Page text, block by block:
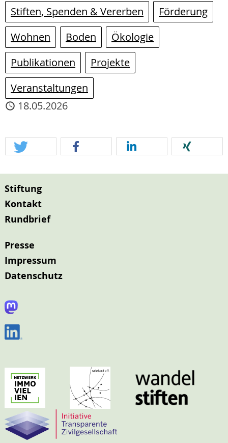
Stiften, Spenden & Vererben
Förderung
Wohnen
Boden
Ökologie
Publikationen
Projekte
Veranstaltungen
18.05.2026
Stiftung
Kontakt
Rundbrief
Presse
Impressum
Datenschutz